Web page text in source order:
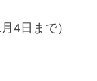
4日まで）